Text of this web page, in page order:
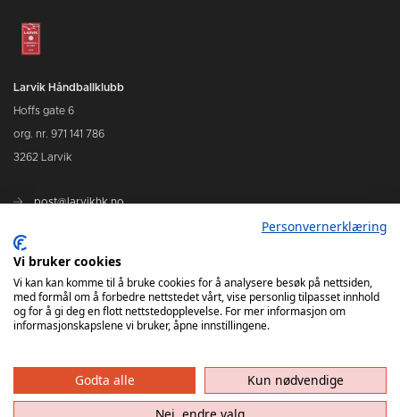
Larvik Håndballklubb
Hoffs gate 6
org. nr. 971 141 786
3262 Larvik
post@larvikhk.no
Personvernerklæring
Vi bruker cookies
Vi kan kan komme til å bruke cookies for å analysere besøk på nettsiden,
med formål om å forbedre nettstedet vårt, vise personlig tilpasset innhold
og for å gi deg en flott nettstedopplevelse. For mer informasjon om
informasjonskapslene vi bruker, åpne innstillingene.
Godta alle
Kun nødvendige